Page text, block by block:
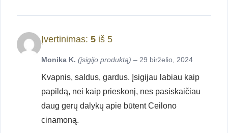
Įvertinimas: 5 iš 5
Monika K. (įsigijo produktą) – 29 birželio, 2024
Kvapnis, saldus, gardus. Įsigijau labiau kaip
papildą, nei kaip prieskonį, nes pasiskaičiau
daug gerų dalykų apie būtent Ceilono
cinamoną.